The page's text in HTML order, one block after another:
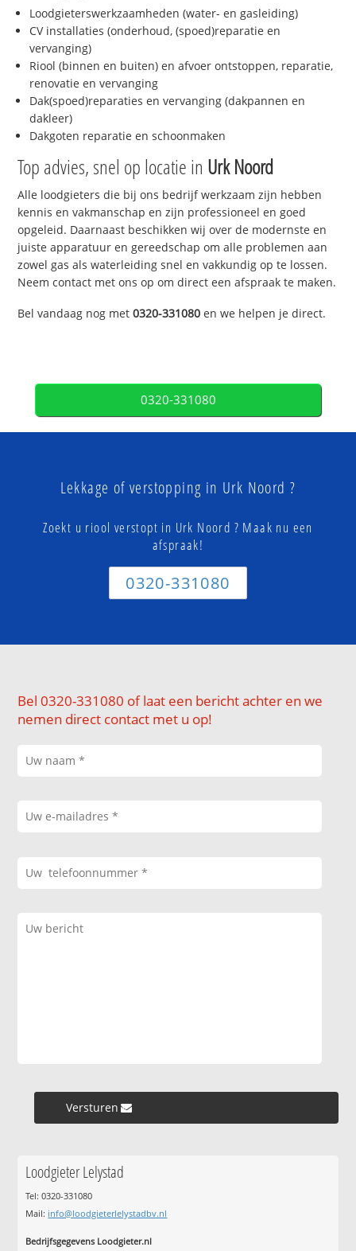
Loodgieterswerkzaamheden (water- en gasleiding)
CV installaties (onderhoud, (spoed)reparatie en
vervanging)
Riool (binnen en buiten) en afvoer ontstoppen, reparatie,
renovatie en vervanging
Dak(spoed)reparaties en vervanging (dakpannen en
dakleer)
Dakgoten reparatie en schoonmaken
Top advies, snel op locatie in Urk Noord
Alle loodgieters die bij ons bedrijf werkzaam zijn hebben
kennis en vakmanschap en zijn professioneel en goed
opgeleid. Daarnaast beschikken wij over de modernste en
juiste apparatuur en gereedschap om alle problemen aan
zowel gas als waterleiding snel en vakkundig op te lossen.
Neem contact met ons op om direct een afspraak te maken.
Bel vandaag nog met0320-331080 en we helpen je direct.
0320-331080
Lekkage of verstopping in Urk Noord ?
Zoekt u riool verstopt in Urk Noord ? Maak nu een
afspraak!
0320-331080
Bel 0320-331080 of laat een bericht achter en we
nemen direct contact met u op!
Versturen »
Loodgieter Lelystad
Tel: 0320-331080
Mail: info@loodgieterlelystadbv.nl
Bedrijfsgegevens Loodgieter.nl